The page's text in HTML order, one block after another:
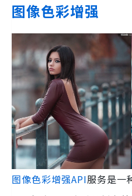
图像色彩增强
图像色彩增强API服务是一